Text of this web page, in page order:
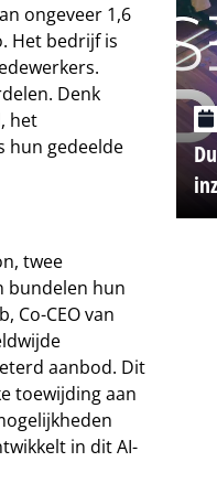
ongeveer 1,6
Het bedrijf is
Denk
het
hun gedeelde
twee
bundelen hun
Co-CEO van
aanbod. Dit
toewijding aan
in dit AI-